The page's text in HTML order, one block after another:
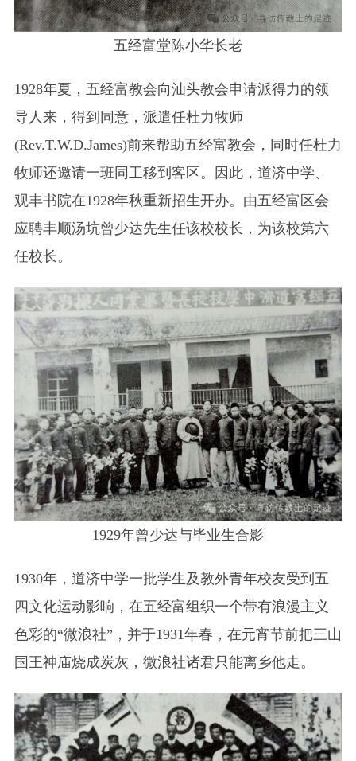
五经富堂陈小华长老
1928年夏，五经富教会向汕头教会申请派得力的领
导人来，得到同意，派遣任杜力牧师
(Rev.T.W.D.James)前来帮助五经富教会，同时任杜力
牧师还邀请一班同工移到客区。因此，道济中学、
观丰书院在1928年秋重新招生开办。由五经富区会
应聘丰顺汤坑曾少达先生任该校校长，为该校第六
任校长。
1929年曾少达与毕业生合影
1930年，道济中学一批学生及教外青年校友受到五
四文化运动影响，在五经富组织一个带有浪漫主义
色彩的“微浪社”，并于1931年春，在元宵节前把三山
国王神庙烧成炭灰，微浪社诸君只能离乡他走。